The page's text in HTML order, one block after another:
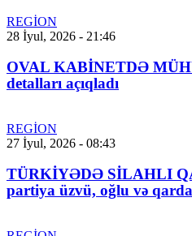
REGİON
28 İyul, 2026 - 21:46
OVAL KABİNETDƏ
detalları açıqladı
REGİON
27 İyul, 2026 - 08:43
TÜRKİYƏDƏ SİLAHLI
partiya üzvü, oğlu və